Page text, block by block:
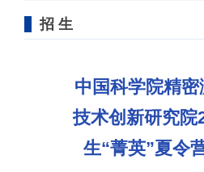
招 生
中国科学院精
技术创新研究院
生“菁英”夏令